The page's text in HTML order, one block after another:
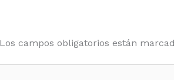
Los campos obligatorios están